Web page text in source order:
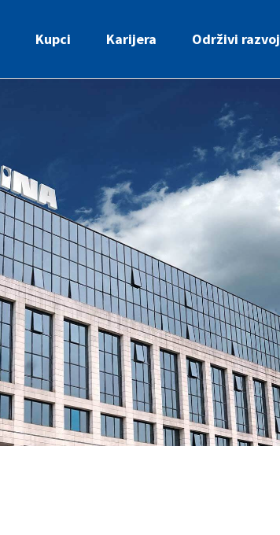
Kupci Karijera Održivi razvoj